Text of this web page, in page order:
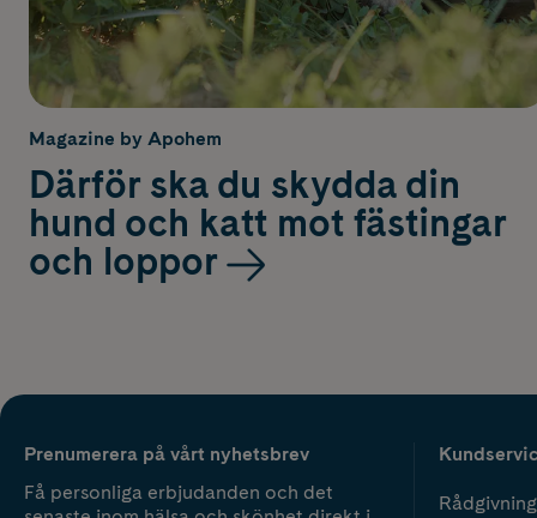
Magazine by Apohem
Därför ska du skydda din
hund och katt mot fästingar
och loppor
Prenumerera på vårt nyhetsbrev
Få personliga erbjudanden och det